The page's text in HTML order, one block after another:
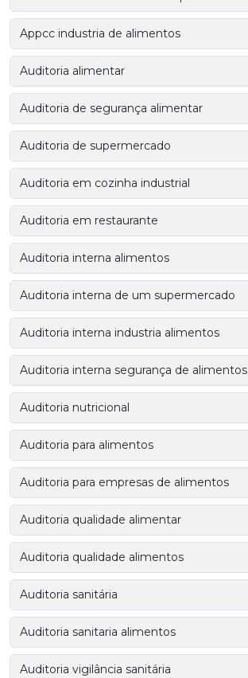
Appcc industria de alimentos
Auditoria alimentar
Auditoria de segurança alimentar
Auditoria de supermercado
Auditoria em cozinha industrial
Auditoria em restaurante
Auditoria interna alimentos
Auditoria interna de um supermercado
Auditoria interna industria alimentos
Auditoria interna segurança de alimentos
Auditoria nutricional
Auditoria para alimentos
Auditoria para empresas de alimentos
Auditoria qualidade alimentar
Auditoria qualidade alimentos
Auditoria sanitária
Auditoria sanitaria alimentos
Auditoria vigilância sanitária